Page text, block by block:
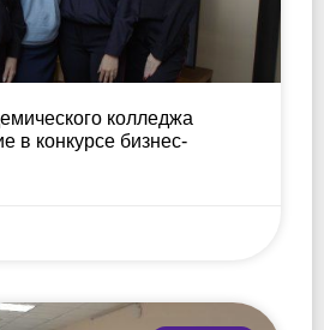
колледжа
в конкурсе бизнес-